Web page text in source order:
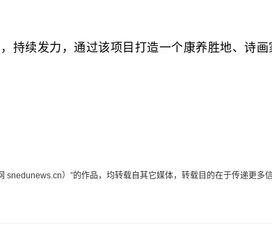
持续发力，通过该项目打造一个康养胜地、诗
）”的作品，均转载自其它媒体，转载目的在于传递更